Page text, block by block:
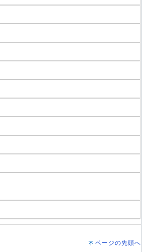
ページの先頭へ